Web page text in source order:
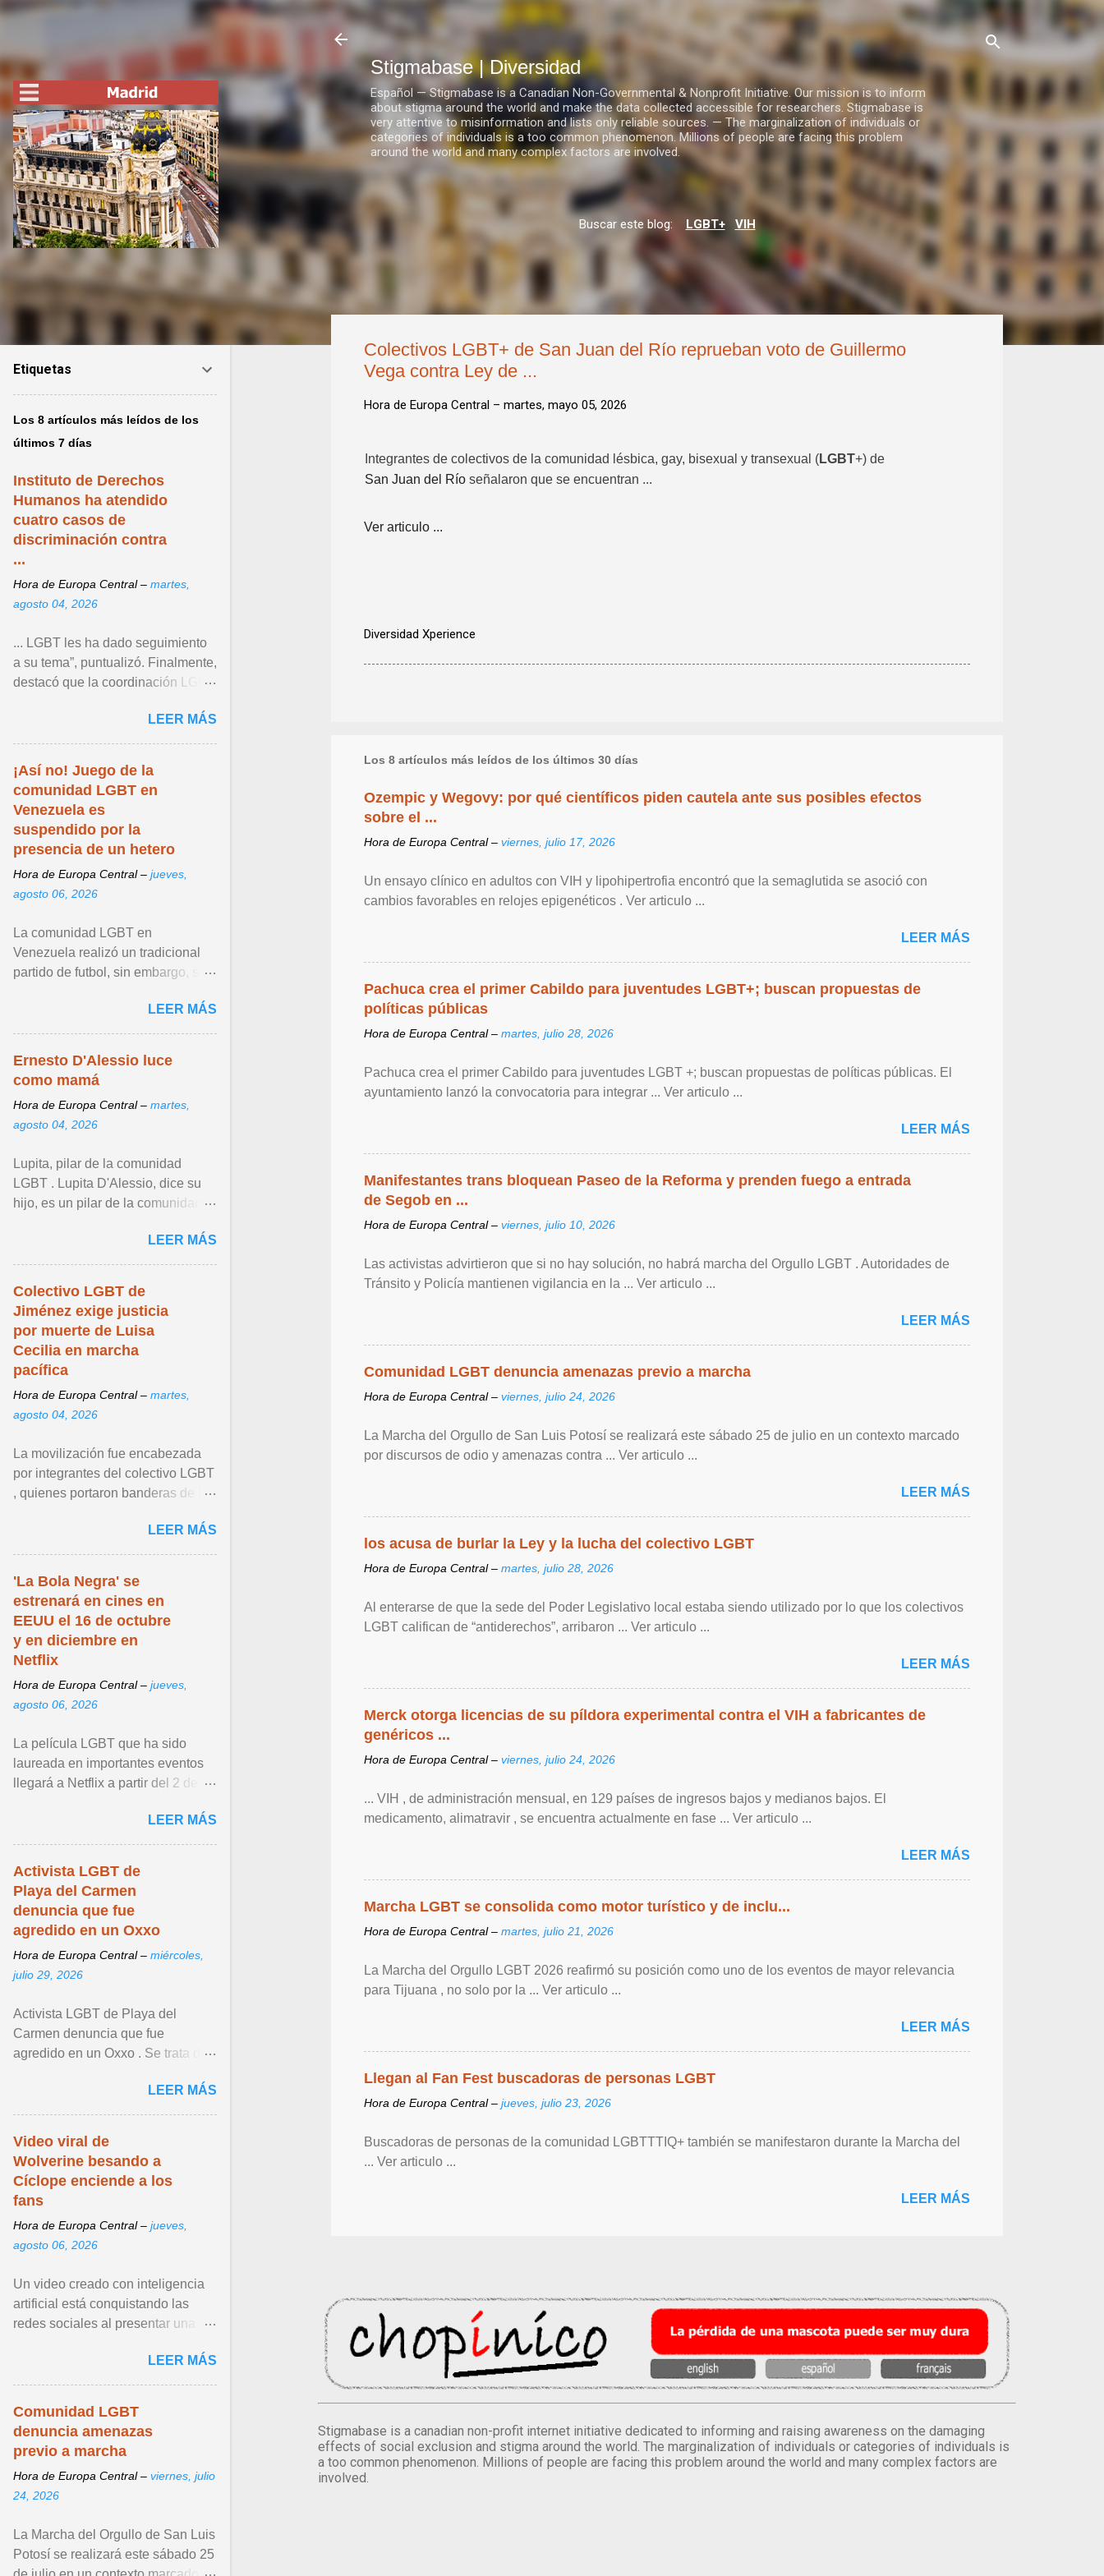
Ir al contenido principal
Stigmabase | Diversidad
Español — Stigmabase is a Canadian Non-Governmental & Nonprofit Initiative. Our mission is to inform
about stigma around the world and make the data collected accessible for researchers. Stigmabase is
very attentive to misinformation and lists only reliable sources. — The marginalization of individuals or
categories of individuals is a too common phenomenon. Millions of people are facing this problem
around the world and many complex factors are involved.
Buscar este blog: LGBT+ VIH
Colectivos LGBT+ de San Juan del Río reprueban voto de Guillermo
Vega contra Ley de ...
Hora de Europa Central – martes, mayo 05, 2026
Integrantes de colectivos de la comunidad lésbica, gay, bisexual y transexual (LGBT+) de
San Juan del Río señalaron que se encuentran ...
Ver articulo ...
Diversidad Xperience
Los 8 artículos más leídos de los últimos 30 días
Ozempic y Wegovy: por qué científicos piden cautela ante sus posibles efectos
sobre el ...
Hora de Europa Central – viernes, julio 17, 2026
Un ensayo clínico en adultos con VIH y lipohipertrofia encontró que la semaglutida se asoció con
cambios favorables en relojes epigenéticos . Ver articulo ...
LEER MÁS
Pachuca crea el primer Cabildo para juventudes LGBT+; buscan propuestas de
políticas públicas
Hora de Europa Central – martes, julio 28, 2026
Pachuca crea el primer Cabildo para juventudes LGBT +; buscan propuestas de políticas públicas. El
ayuntamiento lanzó la convocatoria para integrar ... Ver articulo ...
LEER MÁS
Manifestantes trans bloquean Paseo de la Reforma y prenden fuego a entrada
de Segob en ...
Hora de Europa Central – viernes, julio 10, 2026
Las activistas advirtieron que si no hay solución, no habrá marcha del Orgullo LGBT . Autoridades de
Tránsito y Policía mantienen vigilancia en la ... Ver articulo ...
LEER MÁS
Comunidad LGBT denuncia amenazas previo a marcha
Hora de Europa Central – viernes, julio 24, 2026
La Marcha del Orgullo de San Luis Potosí se realizará este sábado 25 de julio en un contexto marcado
por discursos de odio y amenazas contra ... Ver articulo ...
LEER MÁS
los acusa de burlar la Ley y la lucha del colectivo LGBT
Hora de Europa Central – martes, julio 28, 2026
Al enterarse de que la sede del Poder Legislativo local estaba siendo utilizado por lo que los colectivos
LGBT califican de “antiderechos”, arribaron ... Ver articulo ...
LEER MÁS
Merck otorga licencias de su píldora experimental contra el VIH a fabricantes de
genéricos ...
Hora de Europa Central – viernes, julio 24, 2026
... VIH , de ‌administración mensual, en 129 países de ingresos bajos y medianos bajos. El
medicamento, alimatravir , se encuentra actualmente en fase ... Ver articulo ...
LEER MÁS
Marcha LGBT se consolida como motor turístico y de inclu...
Hora de Europa Central – martes, julio 21, 2026
La Marcha del Orgullo LGBT 2026 reafirmó su posición como uno de los eventos de mayor relevancia
para Tijuana , no solo por la ... Ver articulo ...
LEER MÁS
Llegan al Fan Fest buscadoras de personas LGBT
Hora de Europa Central – jueves, julio 23, 2026
Buscadoras de personas de la comunidad LGBTTTIQ+ también se manifestaron durante la Marcha del
... Ver articulo ...
LEER MÁS
Stigmabase is a canadian non-profit internet initiative dedicated to informing and raising awareness on the damaging
effects of social exclusion and stigma around the world. The marginalization of individuals or categories of individuals is
a too common phenomenon. Millions of people are facing this problem around the world and many complex factors are
involved.
Etiquetas
Los 8 artículos más leídos de los
últimos 7 días
Instituto de Derechos
Humanos ha atendido
cuatro casos de
discriminación contra
...
Hora de Europa Central – martes,
agosto 04, 2026
... LGBT les ha dado seguimiento
a su tema”, puntualizó. Finalmente,
destacó que la coordinación LGBT
como un espacio ... Ver articulo ...
LEER MÁS
¡Así no! Juego de la
comunidad LGBT en
Venezuela es
suspendido por la
presencia de un hetero
Hora de Europa Central – jueves,
agosto 06, 2026
La comunidad LGBT en
Venezuela realizó un tradicional
partido de futbol, sin embargo, su
por una trampa que ... Ver articulo
...
LEER MÁS
Ernesto D'Alessio luce
como mamá
Hora de Europa Central – martes,
agosto 04, 2026
Lupita, pilar de la comunidad
LGBT . Lupita D'Alessio, dice su
hijo, es un pilar de la comunidad
interpretaciones generó que sus ...
Ver articulo ...
LEER MÁS
Colectivo LGBT de
Jiménez exige justicia
por muerte de Luisa
Cecilia en marcha
pacífica
Hora de Europa Central – martes,
agosto 04, 2026
La movilización fue encabezada
por integrantes del colectivo LGBT
, quienes portaron banderas de la
mensajes en los que ... Ver articulo
...
LEER MÁS
'La Bola Negra' se
estrenará en cines en
EEUU el 16 de octubre
y en diciembre en
Netflix
Hora de Europa Central – jueves,
agosto 06, 2026
La película LGBT que ha sido
laureada en importantes eventos
llegará a Netflix a partir del 2 de
LEER MÁS
Activista LGBT de
Playa del Carmen
denuncia que fue
agredido en un Oxxo
Hora de Europa Central – miércoles,
julio 29, 2026
Activista LGBT de Playa del
Carmen denuncia que fue
agredido en un Oxxo . Se trata de
sucedido. Ver articulo ...LEER MÁS
Video viral de
Wolverine besando a
Cíclope enciende a los
fans
Hora de Europa Central – jueves,
agosto 06, 2026
Un video creado con inteligencia
artificial está conquistando las
redes sociales al presentar una
los personajes más icónicos de X-
Men: Wolverine y Cíclope. Ver
LEER MÁS
Comunidad LGBT
denuncia amenazas
previo a marcha
Hora de Europa Central – viernes, julio
24, 2026
La Marcha del Orgullo de San Luis
Potosí se realizará este sábado 25